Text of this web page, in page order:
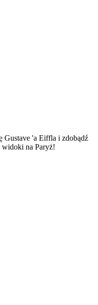
Gustave 'a Eiffla i zdobądź
widoki na Paryż!